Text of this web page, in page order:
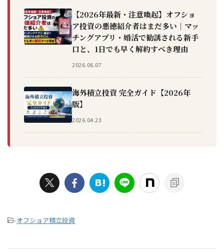
【2026年最新・注意喚起】オフショ
ア投資の悪徳紹介者はまだ多い｜マッ
チングアプリ・婚活で勧誘される新手
口と、1日でも早く解約すべき理由
2026.06.07
海外積立投資 完全ガイド【2026年
版】
2026.04.23
-オフショア積立投資